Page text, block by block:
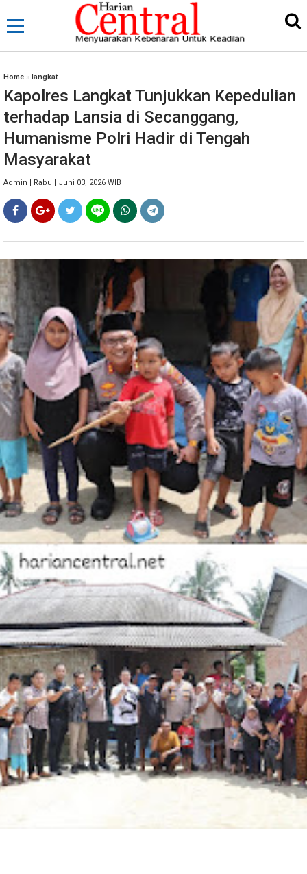
Home » langkat
Kapolres Langkat Tunjukkan Kepedulian
terhadap Lansia di Secanggang,
Humanisme Polri Hadir di Tengah
Masyarakat
Admin | Rabu | Juni 03, 2026 WIB